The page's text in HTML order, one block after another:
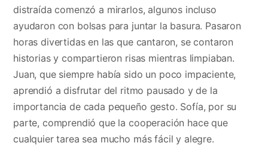
distraída comenzó a mirarlos, algunos incluso
ayudaron con bolsas para juntar la basura. Pasaron
horas divertidas en las que cantaron, se contaron
historias y compartieron risas mientras limpiaban.
Juan, que siempre había sido un poco impaciente,
aprendió a disfrutar del ritmo pausado y de la
importancia de cada pequeño gesto. Sofía, por su
parte, comprendió que la cooperación hace que
cualquier tarea sea mucho más fácil y alegre.